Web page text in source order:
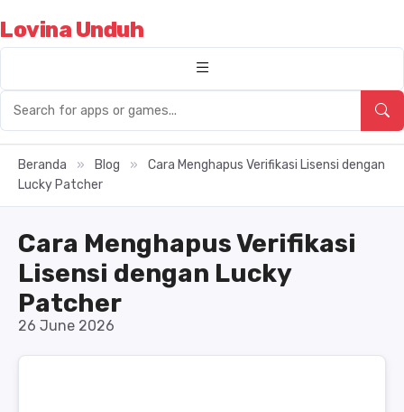
Lovina Unduh
Beranda » Blog »
Cara Menghapus Verifikasi Lisensi dengan
Lucky Patcher
Cara Menghapus Verifikasi
Lisensi dengan Lucky
Patcher
26 June 2026